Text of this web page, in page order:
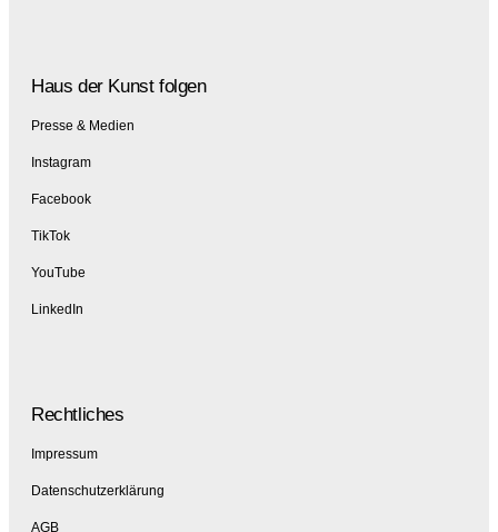
Haus der Kunst folgen
Presse & Medien
Instagram
Facebook
TikTok
YouTube
LinkedIn
Rechtliches
Impressum
Datenschutzerklärung
AGB